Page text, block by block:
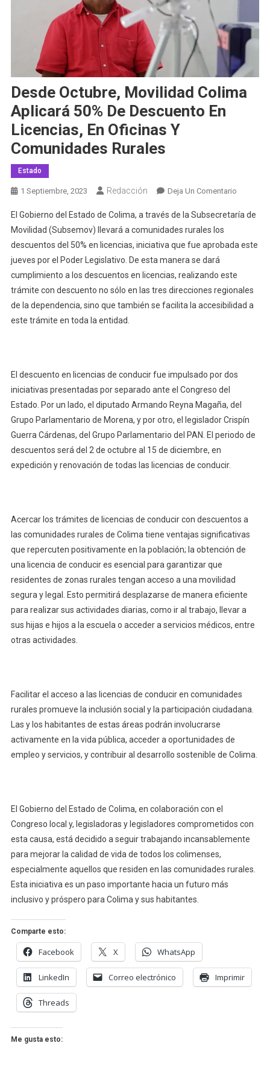
Desde Octubre, Movilidad Colima
Aplicará 50% De Descuento En
Licencias, En Oficinas Y
Comunidades Rurales
Estado
1 Septiembre, 2023 Redacción Deja Un ComentarioEn
Octubre,
Colima
50%
De
Y
El Gobierno del Estado de Colima, a través de la Subsecretaría de
Movilidad (Subsemov) llevará a comunidades rurales los
descuentos del 50% en licencias, iniciativa que fue aprobada este
jueves por el Poder Legislativo. De esta manera se dará
cumplimiento a los descuentos en licencias, realizando este
trámite con descuento no sólo en las tres direcciones regionales
de la dependencia, sino que también se facilita la accesibilidad a
este trámite en toda la entidad.
El descuento en licencias de conducir fue impulsado por dos
iniciativas presentadas por separado ante el Congreso del
Estado. Por un lado, el diputado Armando Reyna Magaña, del
Grupo Parlamentario de Morena, y por otro, el legislador Crispín
Guerra Cárdenas, del Grupo Parlamentario del PAN. El periodo de
descuentos será del 2 de octubre al 15 de diciembre, en
expedición y renovación de todas las licencias de conducir.
Acercar los trámites de licencias de conducir con descuentos a
las comunidades rurales de Colima tiene ventajas significativas
que repercuten positivamente en la población; la obtención de
una licencia de conducir es esencial para garantizar que
residentes de zonas rurales tengan acceso a una movilidad
segura y legal. Esto permitirá desplazarse de manera eficiente
para realizar sus actividades diarias, como ir al trabajo, llevar a
sus hijas e hijos a la escuela o acceder a servicios médicos, entre
otras actividades.
Facilitar el acceso a las licencias de conducir en comunidades
rurales promueve la inclusión social y la participación ciudadana.
Las y los habitantes de estas áreas podrán involucrarse
activamente en la vida pública, acceder a oportunidades de
empleo y servicios, y contribuir al desarrollo sostenible de Colima.
El Gobierno del Estado de Colima, en colaboración con el
Congreso local y, legisladoras y legisladores comprometidos con
esta causa, está decidido a seguir trabajando incansablemente
para mejorar la calidad de vida de todos los colimenses,
especialmente aquellos que residen en las comunidades rurales.
Esta iniciativa es un paso importante hacia un futuro más
inclusivo y próspero para Colima y sus habitantes.
Comparte esto:
Facebook X WhatsApp
LinkedIn Correo electrónico Imprimir
Threads
Me gusta esto: